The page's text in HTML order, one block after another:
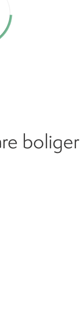
boliger